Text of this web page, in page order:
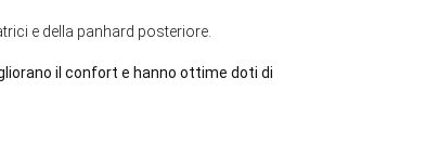
e della panhard posteriore.
il confort e hanno ottime doti di